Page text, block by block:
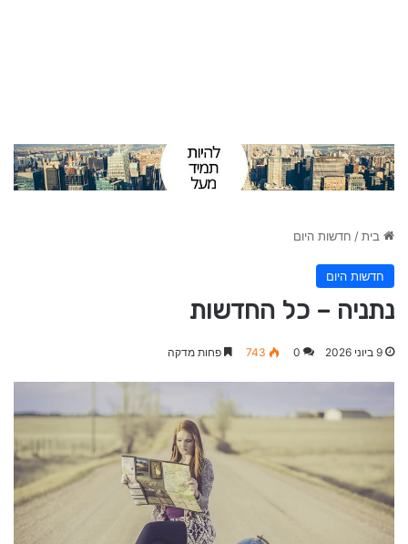
בית/ חדשות היום
חדשות היום
נתניה – כל החדשות
9 ביוני 2026 0
743 פחות מדקה